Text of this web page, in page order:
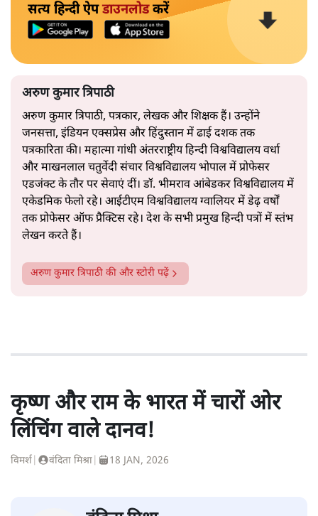
सत्य हिन्दी ऐपडाउनलोडकरें
अरुण कुमार त्रिपाठी
अरुण कुमार त्रिपाठी, पत्रकार, लेखक और शिक्षक हैं। उन्होंने
जनसत्ता, इंडियन एक्सप्रेस और हिंदुस्तान में ढाई दशक तक
पत्रकारिता की। महात्मा गांधी अंतरराष्ट्रीय हिन्दी विश्वविद्यालय वर्धा
और माखनलाल चतुर्वेदी संचार विश्वविद्यालय भोपाल में प्रोफेसर
एडजंक्ट के तौर पर सेवाएं दीं। डॉ. भीमराव आंबेडकर विश्वविद्यालय में
एकेडमिक फेलो रहे। आईटीएम विश्वविद्यालय ग्वालियर में डेढ़ वर्षों
तक प्रोफेसर ऑफ प्रैक्टिस रहे। देश के सभी प्रमुख हिन्दी पत्रों में स्तंभ
लेखन करते हैं।
अरुण कुमार त्रिपाठी की और स्टोरी पढ़ें
कृष्ण और राम के भारत में चारों ओर
लिंचिंग वाले दानव!
विमर्श वंदिता मिश्रा 18 JAN, 2026